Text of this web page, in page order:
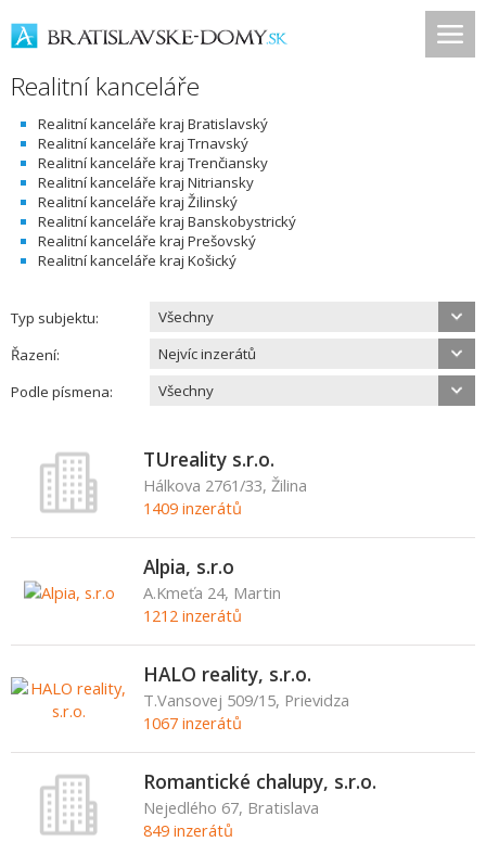
Realitní kanceláře
Realitní kanceláře kraj Bratislavský
Realitní kanceláře kraj Trnavský
Realitní kanceláře kraj Trenčiansky
Realitní kanceláře kraj Nitriansky
Realitní kanceláře kraj Žilinský
Realitní kanceláře kraj Banskobystrický
Realitní kanceláře kraj Prešovský
Realitní kanceláře kraj Košický
Typ subjektu:
Všechny
Řazení:
Nejvíc inzerátů
Podle písmena:
Všechny
TUreality s.r.o.
Hálkova 2761/33, Žilina
1409 inzerátů
Alpia, s.r.o
A.Kmeťa 24, Martin
1212 inzerátů
HALO reality, s.r.o.
T.Vansovej 509/15, Prievidza
1067 inzerátů
Romantické chalupy, s.r.o.
Nejedlého 67, Bratislava
849 inzerátů